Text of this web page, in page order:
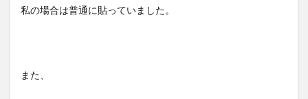
私の場合は普通に貼っていました。
また、